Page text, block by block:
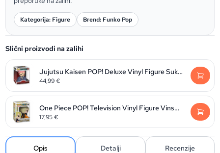
Kategorija: Figure Brend: Funko Pop
Slični proizvodi na zalihi
Jujutsu Kaisen POP! Deluxe Vinyl Figure Sukuna 9 cm
44,99€
One Piece POP! Television Vinyl Figure Vinsmoke Sanji 9 cm
17,95€
Opis Detalji Recenzije